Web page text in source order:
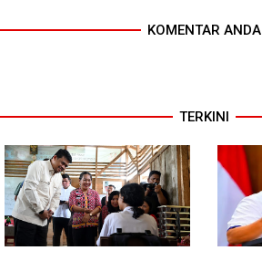
KOMENTAR ANDA
TERKINI